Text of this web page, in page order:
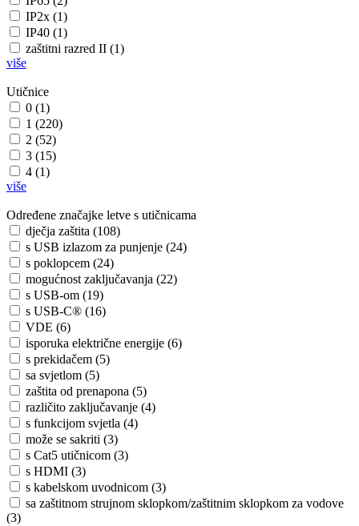
IP2x (1)
IP40 (1)
zaštitni razred II (1)
više
Utičnice
0 (1)
1 (220)
2 (52)
3 (15)
4 (1)
više
Određene značajke letve s utičnicama
dječja zaštita (108)
s USB izlazom za punjenje (24)
s poklopcem (24)
mogućnost zaključavanja (22)
s USB-om (19)
s USB-C® (16)
VDE (6)
isporuka električne energije (6)
s prekidačem (5)
sa svjetlom (5)
zaštita od prenapona (5)
različito zaključavanje (4)
s funkcijom svjetla (4)
može se sakriti (3)
s Cat5 utičnicom (3)
s HDMI (3)
s kabelskom uvodnicom (3)
sa zaštitnom strujnom sklopkom/zaštitnim sklopkom za vodove
(3)